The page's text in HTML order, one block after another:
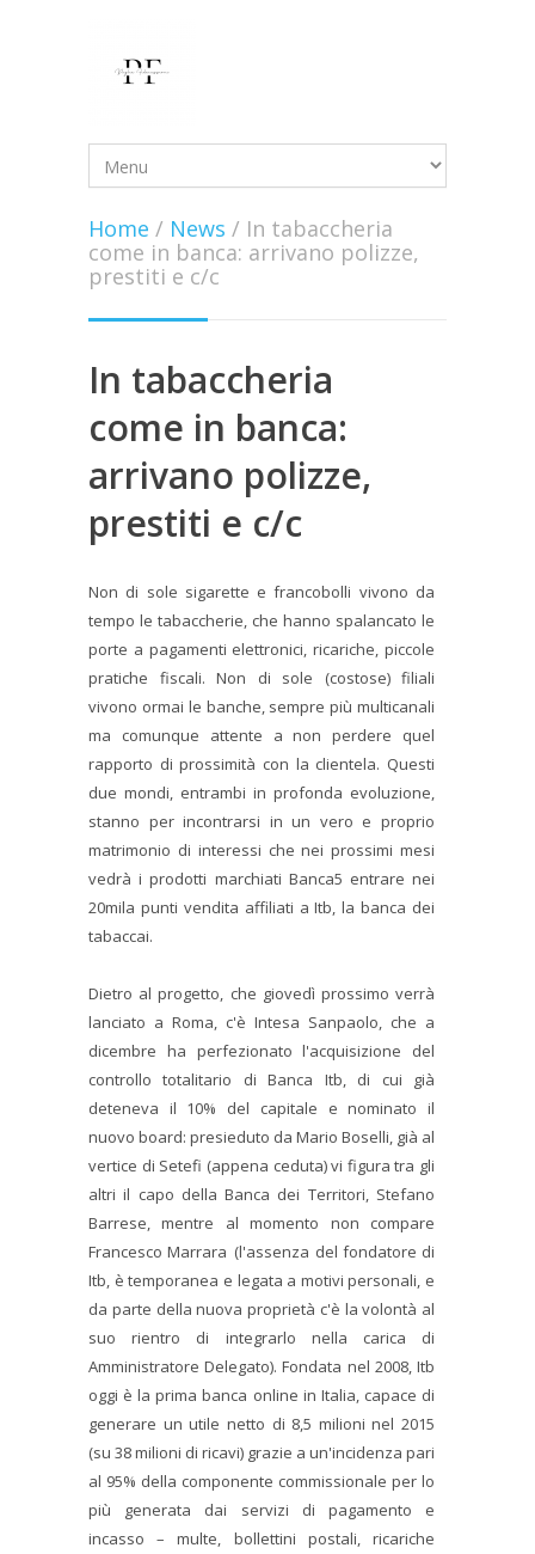
Home / News / In tabaccheria
come in banca: arrivano polizze,
prestiti e c/c
In tabaccheria
come in banca:
arrivano polizze,
prestiti e c/c
Non di sole sigarette e francobolli vivono da
tempo le tabaccherie, che hanno spalancato le
porte a pagamenti elettronici, ricariche, piccole
pratiche fiscali. Non di sole (costose) filiali
vivono ormai le banche, sempre più multicanali
ma comunque attente a non perdere quel
rapporto di prossimità con la clientela. Questi
due mondi, entrambi in profonda evoluzione,
stanno per incontrarsi in un vero e proprio
matrimonio di interessi che nei prossimi mesi
vedrà i prodotti marchiati Banca5 entrare nei
20mila punti vendita affiliati a Itb, la banca dei
tabaccai.
Dietro al progetto, che giovedì prossimo verrà
lanciato a Roma, c'è Intesa Sanpaolo, che a
dicembre ha perfezionato l'acquisizione del
controllo totalitario di Banca Itb, di cui già
deteneva il 10% del capitale e nominato il
nuovo board: presieduto da Mario Boselli, già al
vertice di Setefi (appena ceduta) vi figura tra gli
altri il capo della Banca dei Territori, Stefano
Barrese, mentre al momento non compare
Francesco Marrara (l'assenza del fondatore di
Itb, è temporanea e legata a motivi personali, e
da parte della nuova proprietà c'è la volontà al
suo rientro di integrarlo nella carica di
Amministratore Delegato). Fondata nel 2008, Itb
oggi è la prima banca online in Italia, capace di
generare un utile netto di 8,5 milioni nel 2015
(su 38 milioni di ricavi) grazie a un'incidenza pari
al 95% della componente commissionale per lo
più generata dai servizi di pagamento e
incasso – multe, bollettini postali, ricariche